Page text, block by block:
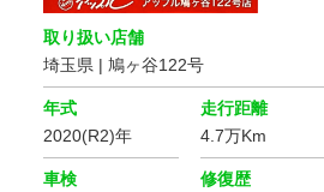
修復歴
該当車
この条件で検索
設定をクリア
取り扱い店舗
埼玉県 | 鳩ヶ谷122号
年式
2020(R2)年
走行距離
4.7万Km
車検
修復歴